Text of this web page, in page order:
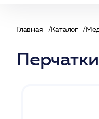
Главная Каталог